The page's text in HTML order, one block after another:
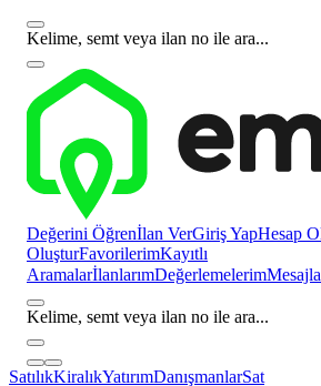
Kelime, semt veya ilan no ile ara...
Değerini Öğrenİlan VerGiriş YapHesap
OluşturFavorilerimKayıtlı
AramalarİlanlarımDeğerlemelerim
Kelime, semt veya ilan no ile ara...
SatılıkKiralıkYatırımDanışmanlarSat